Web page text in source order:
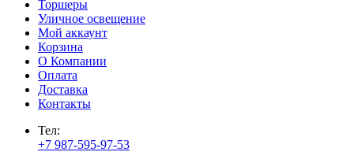
Торшеры
Уличное освещение
Мой аккаунт
Корзина
О Компании
Оплата
Доставка
Контакты
Тел:
+7 987-595-97-53